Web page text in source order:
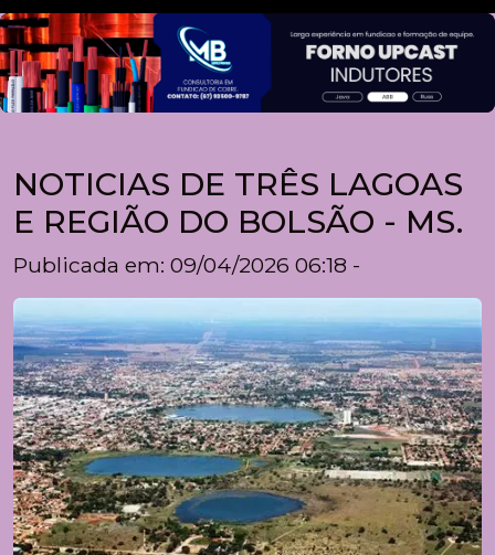
NOTICIAS DE TRÊS LAGOAS
E REGIÃO DO BOLSÃO - MS.
Publicada em: 09/04/2026 06:18 -